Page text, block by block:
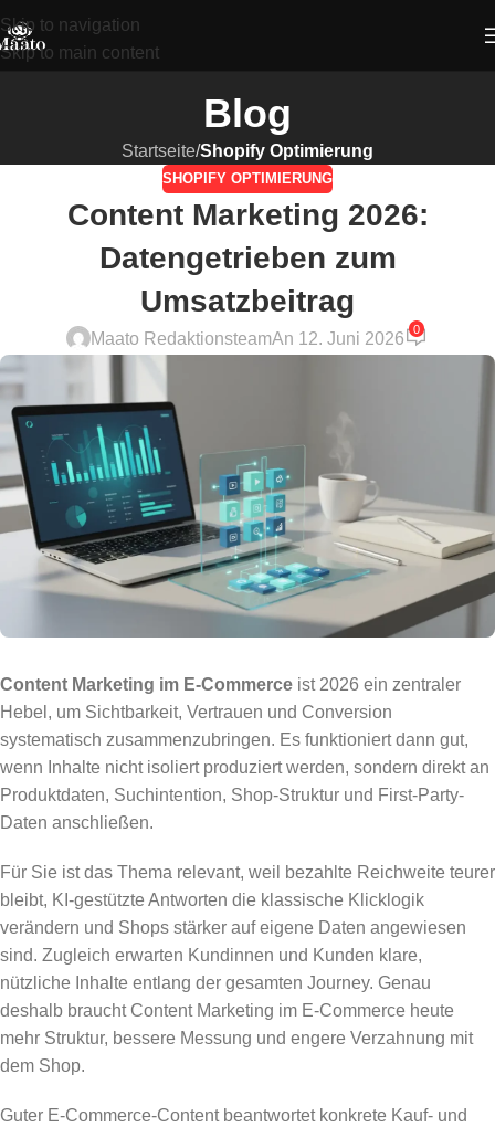
Skip to navigation
Skip to main content
Blog
Startseite/Shopify Optimierung
SHOPIFY OPTIMIERUNG
Content Marketing 2026:
Datengetrieben zum
Umsatzbeitrag
Maato RedaktionsteamAn 12. Juni 2026
0
Content Marketing im E-Commerce ist 2026 ein zentraler
Hebel, um Sichtbarkeit, Vertrauen und Conversion
systematisch zusammenzubringen. Es funktioniert dann gut,
wenn Inhalte nicht isoliert produziert werden, sondern direkt an
Produktdaten, Suchintention, Shop-Struktur und First-Party-
Daten anschließen.
Für Sie ist das Thema relevant, weil bezahlte Reichweite teurer
bleibt, KI-gestützte Antworten die klassische Klicklogik
verändern und Shops stärker auf eigene Daten angewiesen
sind. Zugleich erwarten Kundinnen und Kunden klare,
nützliche Inhalte entlang der gesamten Journey. Genau
deshalb braucht Content Marketing im E-Commerce heute
mehr Struktur, bessere Messung und engere Verzahnung mit
dem Shop.
Guter E-Commerce-Content beantwortet konkrete Kauf- und